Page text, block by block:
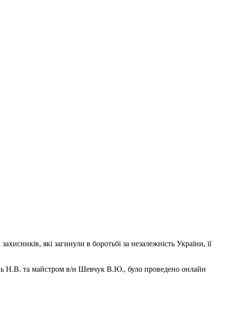
які загинули в боротьбі за незалежність України, її
Н.В. та майстром в/н Шевчук В.Ю., було проведено онлайн